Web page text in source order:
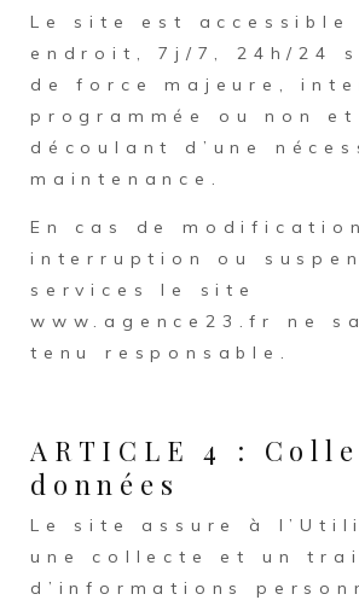
Le site est accessible
endroit, 7j/7, 24h/24
de force majeure,
programmée ou non
découlant d’une
maintenance.
En cas de
interruption ou
services le site
www.agence23.fr ne
tenu responsable.
ARTICLE 4 :
données
Le site assure à
une collecte et un
d’informations